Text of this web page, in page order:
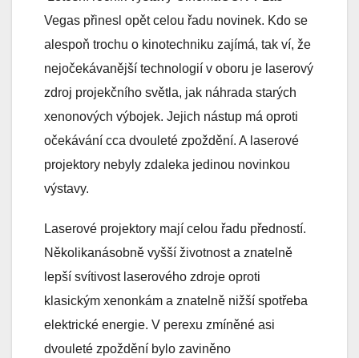
Vegas přinesl opět celou řadu novinek. Kdo se
alespoň trochu o kinotechniku zajímá, tak ví, že
nejočekávanější technologií v oboru je laserový
zdroj projekčního světla, jak náhrada starých
xenonových výbojek. Jejich nástup má oproti
očekávání cca dvouleté zpoždění. A laserové
projektory nebyly zdaleka jedinou novinkou
výstavy.
Laserové projektory mají celou řadu předností.
Několikanásobně vyšší životnost a znatelně
lepší svítivost laserového zdroje oproti
klasickým xenonkám a znatelně nižší spotřeba
elektrické energie. V perexu zmíněné asi
dvouleté zpoždění bylo zaviněno